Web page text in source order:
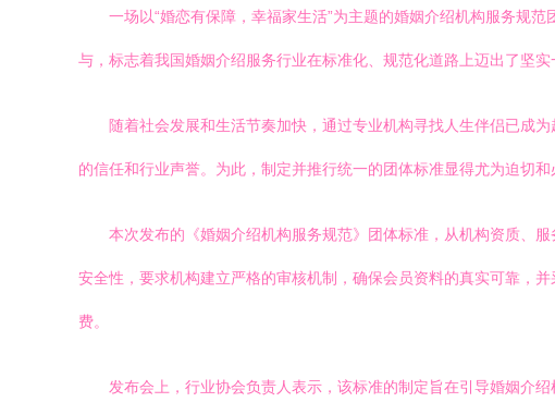
一场以“婚恋有保障，幸福家生活”为主题的婚姻介绍机构服务规
与，标志着我国婚姻介绍服务行业在标准化、规范化道路上迈出了坚实
随着社会发展和生活节奏加快，通过专业机构寻找人生伴侣已成
的信任和行业声誉。为此，制定并推行统一的团体标准显得尤为迫切和
本次发布的《婚姻介绍机构服务规范》团体标准，从机构资质、
安全性，要求机构建立严格的审核机制，确保会员资料的真实可靠，
费。
发布会上，行业协会负责人表示，该标准的制定旨在引导婚姻介